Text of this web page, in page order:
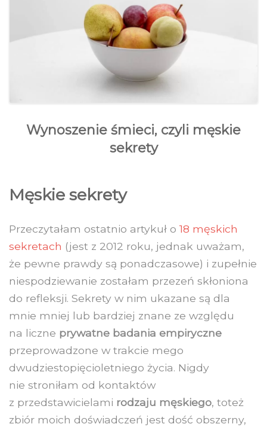
Wynoszenie śmieci, czyli męskie
sekrety
Męskie sekrety
Przeczytałam ostatnio artykuł o 18 męskich
sekretach (jest z 2012 roku, jednak uważam,
że pewne prawdy są ponadczasowe) i zupełnie
niespodziewanie zostałam przezeń skłoniona
do refleksji. Sekrety w nim ukazane są dla
mnie mniej lub bardziej znane ze względu
na liczne prywatne badania empiryczne
przeprowadzone w trakcie mego
dwudziestopięcioletniego życia. Nigdy
nie stroniłam od kontaktów
z przedstawicielami rodzaju męskiego, toteż
zbiór moich doświadczeń jest dość obszerny,